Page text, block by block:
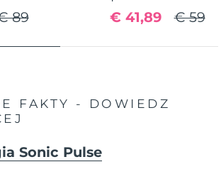
89 € 59
€ 41,89
FAKTY - DOWIEDZ
Sonic Pulse